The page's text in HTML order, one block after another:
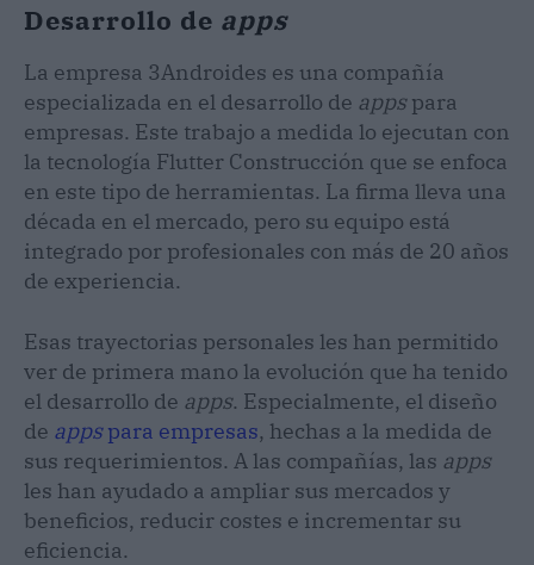
Desarrollo de apps
La empresa 3Androides es una compañía
especializada en el desarrollo de appspara
empresas. Este trabajo a medida lo ejecutan con
la tecnología Flutter Construcción que se enfoca
en este tipo de herramientas. La firma lleva una
década en el mercado, pero su equipo está
integrado por profesionales con más de 20 años
de experiencia.
Esas trayectorias personales les han permitido
ver de primera mano la evolución que ha tenido
el desarrollo de apps. Especialmente, el diseño
de appspara empresas, hechas a la medida de
sus requerimientos. A las compañías, las apps
les han ayudado a ampliar sus mercados y
beneficios, reducir costes e incrementar su
eficiencia.